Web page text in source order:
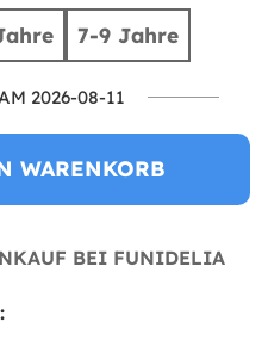
7-9 Jahre
2026-08-11
WARENKORB
BEI FUNIDELIA